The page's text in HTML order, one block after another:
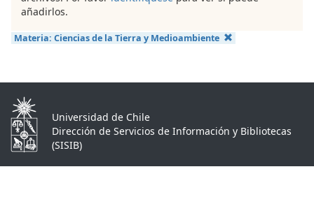
añadirlos.
Materia: Ciencias de la Tierra y Medioambiente
Universidad de Chile
Dirección de Servicios de Información y Bibliotecas
(SISIB)